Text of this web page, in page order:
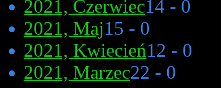
2021, Czerwiec14 - 0
2021, Maj15 - 0
2021, Kwiecień12 - 0
2021, Marzec22 - 0